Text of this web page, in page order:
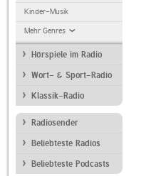
Kinder-Musik
Mehr Genres
Hörspiele im Radio
Wort- & Sport-Radio
Klassik-Radio
Radiosender
Beliebteste Radios
Beliebteste Podcasts